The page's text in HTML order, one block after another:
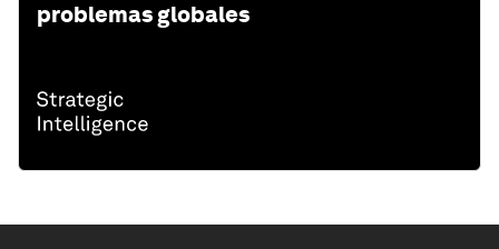
problemas globales